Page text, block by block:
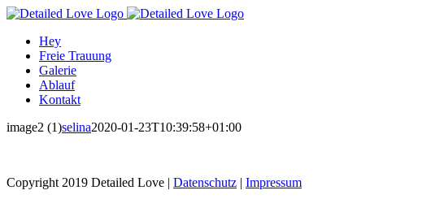
Skip
contentHey
Freie Trauung
Galerie
Ablauf
Kontakt
image2 (1)selina2020-01-23T10:39:58+01:00
Copyright 2019 Detailed Love | Datenschutz | Impressum